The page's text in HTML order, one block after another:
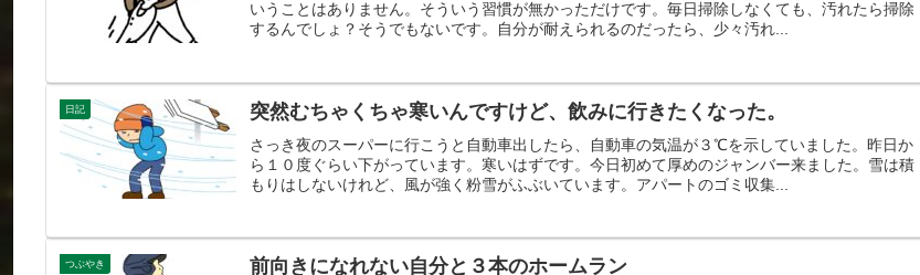
いうことはありません。そういう習慣が無かっただけです。毎日掃除しなくても、汚れたら掃除
するんでしょ？そうでもないです。自分が耐えられるのだったら、少々汚れ...
日記 突然むちゃくちゃ寒いんですけど、飲みに行きたくなった。
さっき夜のスーパーに行こうと自動車出したら、自動車の気温が３℃を示していました。昨日か
ら１０度ぐらい下がっています。寒いはずです。今日初めて厚めのジャンバー来ました。雪は積
もりはしないけれど、風が強く粉雪がふぶいています。アパートのゴミ収集...
つぶやき 前向きになれない自分と３本のホームラン